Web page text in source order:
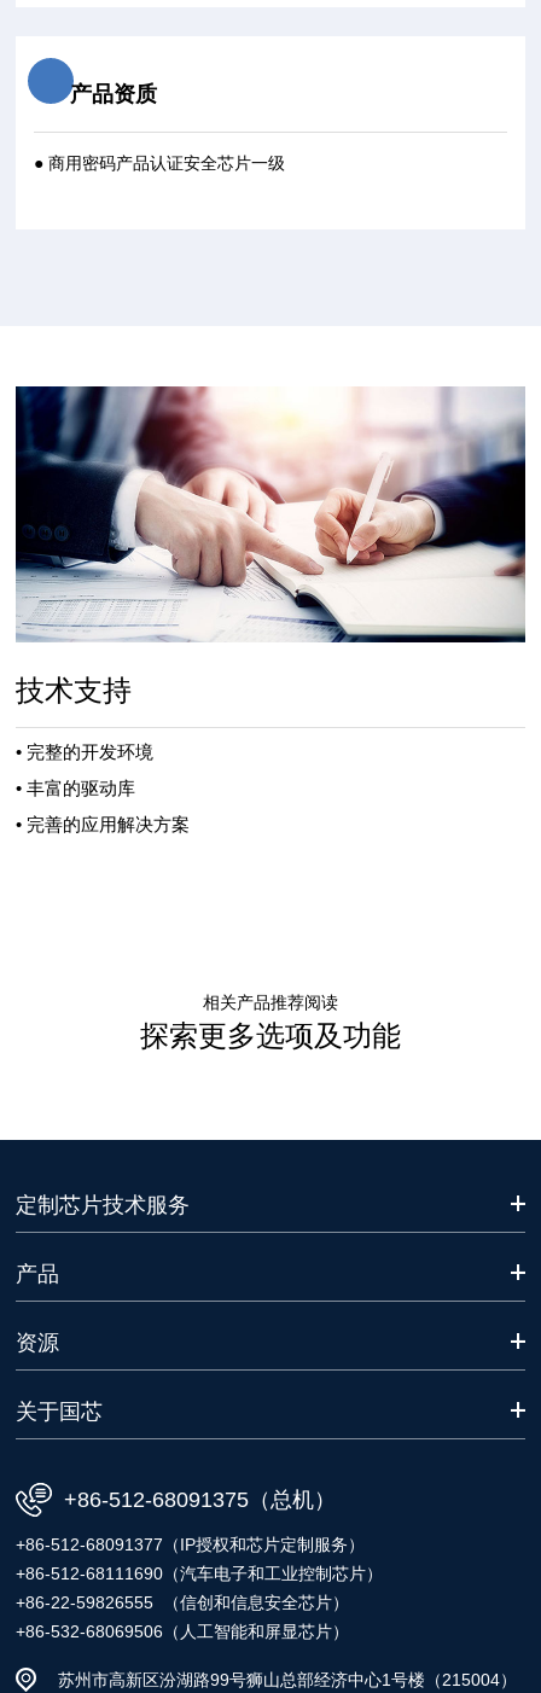
产品资质
● 商用密码产品认证安全芯片一级
技术支持
• 完整的开发环境
• 丰富的驱动库
• 完善的应用解决方案
相关产品推荐阅读
探索更多选项及功能
定制芯片技术服务
产品
资源
关于国芯
+86-512-68091375（总机）
+86-512-68091377（IP授权和芯片定制服务）
+86-512-68111690（汽车电子和工业控制芯片）
+86-22-59826555 （信创和信息安全芯片）
+86-532-68069506（人工智能和屏显芯片）
苏州市高新区汾湖路99号狮山总部经济中心1号楼（215004）